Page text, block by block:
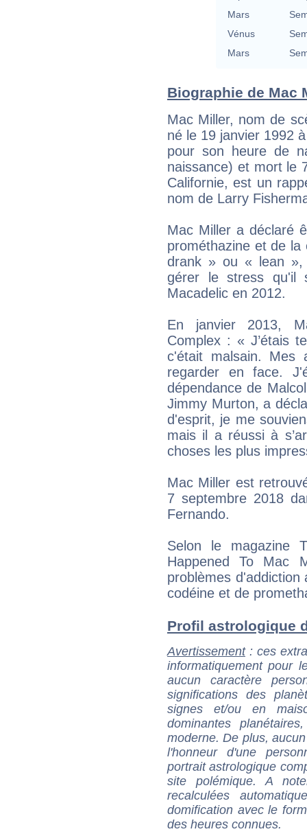
Mars
Vénus
Mars
Biographie de Mac
Mac Miller, nom de
né le 19 janvier 1992
pour son heure de
naissance) et mort le
Californie, est un
nom de Larry
Mac Miller a déclaré
prométhazine et de la
drank » ou « lean »,
gérer le stress qu'il
Macadelic en 2012.
En janvier 2013,
Complex : « J’étais
c'était malsain. Mes
regarder en face.
dépendance de
Jimmy Murton, a
d'esprit, je me
mais il a réussi à
choses les plus
Mac Miller est
7 septembre 2018
Fernando.
Selon le magazine
Happened To Mac
problèmes
codéine et de
Profil astrologique
Avertissement: ces
informatiquement pour
aucun caractère
significations des
signes et/ou en
dominantes
moderne. De plus,
l'honneur d'une
portrait astrologique
site polémique. A
recalculées
domification avec le
des heures connues.